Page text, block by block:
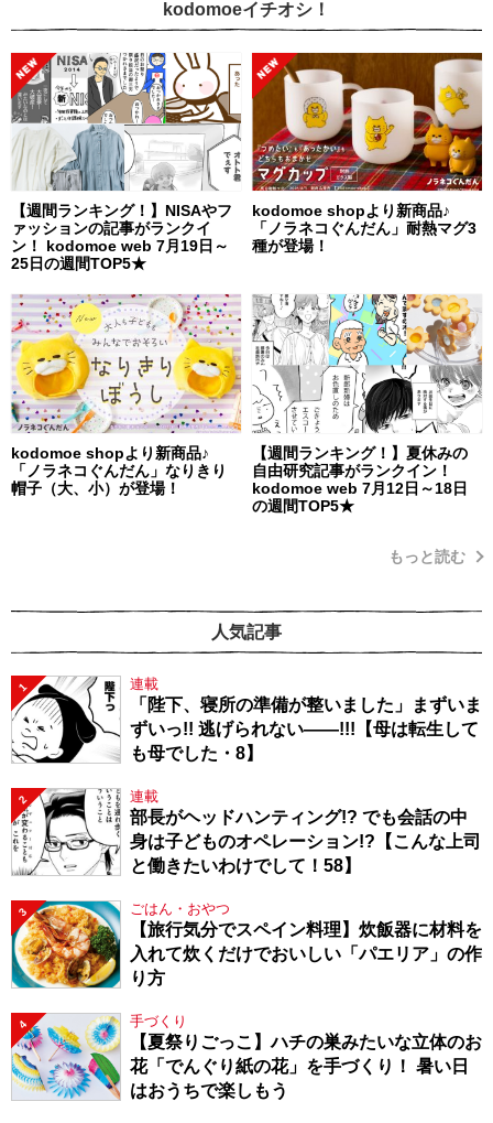
kodomoeイチオシ！
【週間ランキング！】NISAやフ
ァッションの記事がランクイ
ン！ kodomoe web 7月19日～
25日の週間TOP5★
kodomoe shopより新商品♪
「ノラネコぐんだん」耐熱マグ3
種が登場！
kodomoe shopより新商品♪
「ノラネコぐんだん」なりきり
帽子（大、小）が登場！
【週間ランキング！】夏休みの
自由研究記事がランクイン！
kodomoe web 7月12日～18日
の週間TOP5★
もっと読む
人気記事
1 連載
「陛下、寝所の準備が整いました」まずいま
ずいっ!! 逃げられない――!!!【母は転生して
も母でした・8】
2 連載
部長がヘッドハンティング!? でも会話の中
身は子どものオペレーション!?【こんな上司
と働きたいわけでして！58】
3 ごはん・おやつ
【旅行気分でスペイン料理】炊飯器に材料を
入れて炊くだけでおいしい「パエリア」の作
り方
4 手づくり
【夏祭りごっこ】ハチの巣みたいな立体のお
花「でんぐり紙の花」を手づくり！ 暑い日
はおうちで楽しもう